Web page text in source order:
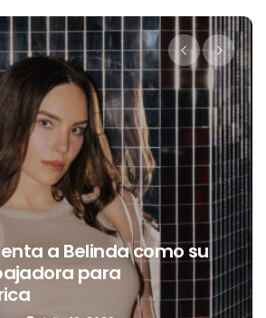
a Belinda como su
para